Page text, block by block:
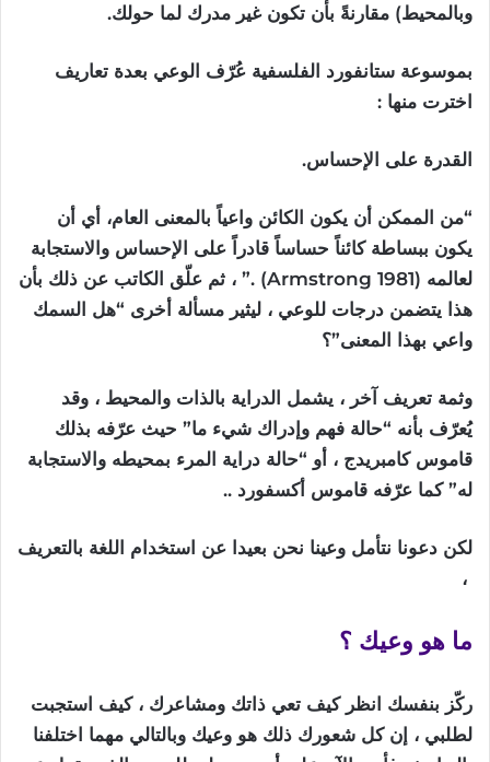
وبالمحيط) مقارنةً بأن تكون غير مدرك لما حولك.
بموسوعة ستانفورد الفلسفية عُرّف الوعي بعدة تعاريف
اخترت منها :
القدرة على الإحساس.
“من الممكن أن يكون الكائن واعياً بالمعنى العام، أي أن
يكون ببساطة كائناً حساساً قادراً على الإحساس والاستجابة
لعالمه
(Armstrong 1981) .” ، ثم علّق الكاتب عن ذلك بأن
هذا يتضمن درجات للوعي ، ليثير مسألة أخرى “هل السمك
واعي بهذا المعنى”؟
وثمة تعريف آخر ، يشمل الدراية بالذات والمحيط ، وقد
يُعرّف بأنه “حالة فهم وإدراك شيء ما” حيث عرّفه بذلك
قاموس كامبريدج ، أو “حالة دراية المرء بمحيطه والاستجابة
له” كما عرّفه قاموس أكسفورد ..
لكن دعونا نتأمل وعينا نحن بعيدا عن استخدام اللغة بالتعريف
،
ما هو وعيك ؟
ركّز بنفسك انظر كيف تعي ذاتك ومشاعرك ، كيف استجبت
لطلبي ، إن كل شعورك ذلك هو وعيك وبالتالي مهما اختلفنا